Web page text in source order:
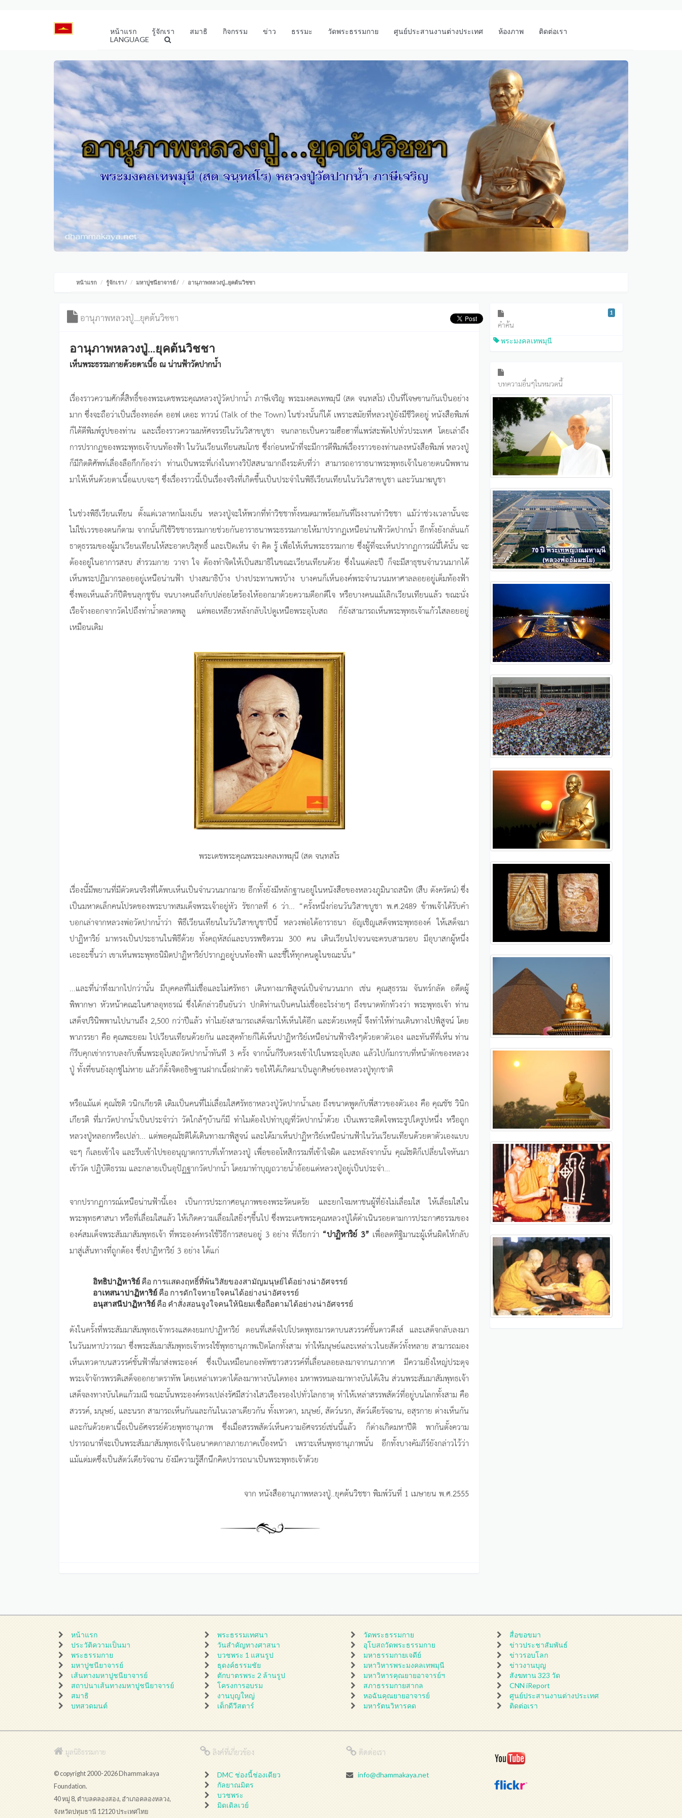
หน้าแรก รู้จักเรา สมาธิ กิจกรรม ข่าว ธรรมะ วัดพระธรรมกาย ศูนย์ประสานงานต่างประเทศ ห้องภาพ
ติดต่อเรา
LANGUAGE
หน้าแรก รู้จักเรา/ มหาปูชนียาจารย์/ อานุภาพหลวงปู่...ยุคต้นวิชชา
อานุภาพหลวงปู่...ยุคต้นวิชชา
อานุภาพหลวงปู่...ยุคต้นวิชชา
เห็นพระธรรมกายด้วยตาเนื้อ ณ น่านฟ้าวัดปากน้ำ
เรื่องราวความศักดิ์สิทธิ์ของพระเดชพระคุณหลวงปู่วัดปากน้ำ ภาษีเจริญ พระมงคลเทพมุนี (สด จนฺทสโร) เป็นที่โจษขานกันเป็นอย่าง
มาก ซึ่งจะถือว่าเป็นเรื่องทอล์ค ออฟ เดอะ ทาวน์ (Talk of the Town) ในช่วงนั้นก็ได้ เพราะสมัยที่หลวงปู่ยังมีชีวิตอยู่ หนังสือพิมพ์
ก็ได้ตีพิมพ์รูปของท่าน และเรื่องราวความมหัศจรรย์ในวันวิสาขบูชา จนกลายเป็นความฮือฮาที่แพร่สะพัดไปทั่วประเทศ โดยเล่าถึง
การปรากฏของพระพุทธเจ้าบนท้องฟ้า ในวันเวียนเทียนสมโภช ซึ่งก่อนหน้าที่จะมีการตีพิมพ์เรื่องราวของท่านลงหนังสือพิมพ์ หลวงปู่
ก็มีกิตติศัพท์เลื่องลือกึกก้องว่า ท่านเป็นพระที่เก่งในทางวิปัสสนามากถึงระดับที่ว่า สามารถอาราธนาพระพุทธเจ้าในอายตนนิพพาน
มาให้เห็นด้วยตาเนื้อแบบจะๆ ซึ่งเรื่องราวนี้เป็นเรื่องจริงที่เกิดขึ้นเป็นประจำในพิธีเวียนเทียนในวันวิสาขบูชา และวันมาฆบูชา
ในช่วงพิธีเวียนเทียน ตั้งแต่เวลาหกโมงเย็น หลวงปู่จะให้พวกที่ทำวิชชาทั้งหมดมาพร้อมกันที่โรงงานทำวิชชา แม้ว่าช่วงเวลานั้นจะ
ไม่ใช่เวรของตนก็ตาม จากนั้นก็ใช้วิชชาธรรมกายช่วยกันอาราธนาพระธรรมกายให้มาปรากฏเหนือน่านฟ้าวัดปากน้ำ อีกทั้งยังกลั่นแก้
ธาตุธรรมของผู้มาเวียนเทียนให้สะอาดบริสุทธิ์ และเปิดเห็น จำ คิด รู้ เพื่อให้เห็นพระธรรมกาย ซึ่งผู้ที่จะเห็นปรากฏการณ์นี้ได้นั้น จะ
ต้องอยู่ในอาการสงบ สำรวมกาย วาจา ใจ ต้องทำจิตให้เป็นสมาธิในขณะเวียนเทียนด้วย ซึ่งในแต่ละปี ก็จะมีสาธุชนจำนวนมากได้
เห็นพระปฏิมากรลอยอยู่เหนือน่านฟ้า ปางสมาธิบ้าง ปางประทานพรบ้าง บางคนก็เห็นองค์พระจำนวนมหาศาลลอยอยู่เต็มท้องฟ้า
ซึ่งพอเห็นแล้วก็ปีติขนลุกชูชัน จนบางคนถึงกับปล่อยโฮร้องไห้ออกมาด้วยความดีอกดีใจ หรือบางคนแม้เลิกเวียนเทียนแล้ว ขณะนั่ง
เรือจ้างออกจากวัดไปถึงท่าน้ำตลาดพลู แต่พอเหลียวหลังกลับไปดูเหนือพระอุโบสถ ก็ยังสามารถเห็นพระพุทธเจ้าแก้วใสลอยอยู่
เหมือนเดิม
พระเดชพระคุณพระมงคลเทพมุนี (สด จนฺทสโร
เรื่องนี้มีพยานที่มีตัวตนจริงที่ได้พบเห็นเป็นจำนวนมากมาย อีกทั้งยังมีหลักฐานอยู่ในหนังสือของหลวงภูมินาถสนิท (สืบ ตังครัตน์) ซึ่ง
เป็นมหาดเล็กคนโปรดของพระบาทสมเด็จพระเจ้าอยู่หัว รัชกาลที่ 6 ว่า... “ครั้งหนึ่งก่อนวันวิสาขบูชา พ.ศ.2489 ข้าพเจ้าได้รับคำ
บอกเล่าจากหลวงพ่อวัดปากน้ำว่า พิธีเวียนเทียนในวันวิสาขบูชาปีนี้ หลวงพ่อได้อาราธนา อัญเชิญเสด็จพระพุทธองค์ ให้เสด็จมา
ปาฏิหาริย์ มาทรงเป็นประธานในพิธีด้วย ทั้งคฤหัสถ์และบรรพชิตรวม 300 คน เดินเวียนไปจวนจะครบสามรอบ มีอุบาสกผู้หนึ่ง
เอะอะขึ้นว่า เขาเห็นพระพุทธนิมิตปาฏิหาริย์ปรากฏอยู่บนท้องฟ้า และชี้ให้ทุกคนดูในขณะนั้น”
...และที่น่าทึ่งมากไปกว่านั้น มีบุคคลที่ไม่เชื่อและไม่ศรัทธา เดินทางมาพิสูจน์เป็นจำนวนมาก เช่น คุณสุธรรม จันทร์กลัด อดีตผู้
พิพากษา หัวหน้าคณะในศาลอุทธรณ์ ซึ่งได้กล่าวยืนยันว่า ปกติท่านเป็นคนไม่เชื่ออะไรง่ายๆ ถึงขนาดทักท้วงว่า พระพุทธเจ้า ท่าน
เสด็จปรินิพพานไปนานถึง 2,500 กว่าปีแล้ว ทำไมยังสามารถเสด็จมาให้เห็นได้อีก และด้วยเหตุนี้ จึงทำให้ท่านเดินทางไปพิสูจน์ โดย
พาภรรยา คือ คุณพะยอม ไปเวียนเทียนด้วยกัน และสุดท้ายก็ได้เห็นปาฏิหาริย์เหนือน่านฟ้าจริงๆด้วยตาตัวเอง และทันทีที่เห็น ท่าน
ก็รีบคุกเข่ากราบลงกับพื้นพระอุโบสถวัดปากน้ำทันที 3 ครั้ง จากนั้นก็รีบตรงเข้าไปในพระอุโบสถ แล้วไปก้มกราบที่หน้าตักของหลวง
ปู่ ทั้งที่ขนยังลุกซู่ไม่หาย แล้วก็ตั้งจิตอธิษฐานฝากเนื้อฝากตัว ขอให้ได้เกิดมาเป็นลูกศิษย์ของหลวงปู่ทุกชาติ
หรือแม้แต่ คุณโชติ วนิกเกียรติ เดิมเป็นคนที่ไม่เลื่อมใสศรัทธาหลวงปู่วัดปากน้ำเลย ถึงขนาดพูดกับพี่สาวของตัวเอง คือ คุณชัช วินิก
เกียรติ ที่มาวัดปากน้ำเป็นประจำว่า วัดใกล้ๆบ้านก็มี ทำไมต้องไปทำบุญที่วัดปากน้ำด้วย เป็นเพราะติดใจพระรูปใดรูปหนึ่ง หรือถูก
หลวงปู่หลอกหรือเปล่า... แต่พอคุณโชติได้เดินทางมาพิสูจน์ และได้มาเห็นปาฏิหาริย์เหนือน่านฟ้าในวันเวียนเทียนด้วยตาตัวเองแบบ
จะๆ ก็เลยเข้าใจ และรีบเข้าไปขออนุญาตกราบที่เท้าหลวงปู่ เพื่อขออโหสิกรรมที่เข้าใจผิด และหลังจากนั้น คุณโชติก็เปลี่ยนใจหันมา
เข้าวัด ปฏิบัติธรรม และกลายเป็นอุปัฏฐากวัดปากน้ำ โดยมาทำบุญถวายน้ำอ้อยแด่หลวงปู่อยู่เป็นประจำ...
จากปรากฏการณ์เหนือน่านฟ้านี้เอง เป็นการประกาศอนุภาพของพระรัตนตรัย และยกใจมหาชนผู้ที่ยังไม่เลื่อมใส ให้เลื่อมใสใน
พระพุทธศาสนา หรือที่เลื่อมใสแล้ว ให้เกิดความเลื่อมใสยิ่งๆขึ้นไป ซึ่งพระเดชพระคุณหลวงปู่ได้ดำเนินรอยตามการประกาศธรรมของ
องค์สมเด็จพระสัมมาสัมพุทธเจ้า ที่พระองค์ทรงใช้วิธีการสอนอยู่ 3 อย่าง ที่เรียกว่า “ปาฏิหาริย์ 3” เพื่อลดทิฐิมานะผู้เห็นผิดให้กลับ
มาสู่เส้นทางที่ถูกต้อง ซึ่งปาฏิหาริย์ 3 อย่าง ได้แก่
อิทธิปาฏิหาริย์ คือ การแสดงฤทธิ์ที่พ้นวิสัยของสามัญมนุษย์ได้อย่างน่าอัศจรรย์
อาเทสนาปาฏิหาริย์ คือ การดักใจทายใจคนได้อย่างน่าอัศจรรย์
อนุสาสนีปาฏิหาริย์ คือ คำสั่งสอนจูงใจคนให้นิยมเชื่อถือตามได้อย่างน่าอัศจรรย์
ดังในครั้งที่พระสัมมาสัมพุทธเจ้าทรงแสดงยมกปาฏิหาริย์ ตอนที่เสด็จไปโปรดพุทธมารดาบนสวรรค์ชั้นดาวดึงส์ และเสด็จกลับลงมา
ในวันมหาปวารณา ซึ่งพระสัมมาสัมพุทธเจ้าทรงใช้พุทธานุภาพเปิดโลกทั้งสาม ทำให้มนุษย์และเหล่าเวไนยสัตว์ทั้งหลาย สามารถมอง
เห็นเทวดาบนสวรรค์ชั้นฟ้าที่มาส่งพระองค์ ซึ่งเป็นเหมือนกองทัพชาวสวรรค์ที่เลื่อนลอยลงมาจากนภากาศ มีความยิ่งใหญ่ประดุจ
พระเจ้าจักรพรรดิเสด็จออกยาตราทัพ โดยเหล่าเทวดาได้ลงมาทางบันไดทอง มหาพรหมลงมาทางบันได้เงิน ส่วนพระสัมมาสัมพุทธเจ้า
เสด็จลงทางบันไดแก้วมณี ขณะนั้นพระองค์ทรงเปล่งรัศมีสว่างไสวเรืองรองไปทั่วโลกธาตุ ทำให้เหล่าสรรพสัตว์ที่อยู่บนโลกทั้งสาม คือ
สวรรค์, มนุษย์, และนรก สามารถเห็นกันและกันในเวลาเดียวกัน ทั้งเทวดา, มนุษย์, สัตว์นรก, สัตว์เดียรัจฉาน, อสุรกาย ต่างเห็นกัน
และกันด้วยตาเนื้อเป็นอัศจรรย์ด้วยพุทธานุภาพ ซึ่งเมื่อสรรพสัตว์เห็นความอัศจรรย์เช่นนี้แล้ว ก็ต่างเกิดมหาปีติ พากันตั้งความ
ปรารถนาที่จะเป็นพระสัมมาสัมพุทธเจ้าในอนาคตกาลภายภาคเบื้องหน้า เพราะเห็นพุทธานุภาพนั้น อีกทั้งบางคัมภีร์ยังกล่าวไว้ว่า
แม้แต่มดซึ่งเป็นสัตว์เดียรัจฉาน ยังมีความรู้สึกนึกคิดปรารถนาเป็นพระพุทธเจ้าด้วย
จาก หนังสืออานุภาพหลวงปู่..ยุคต้นวิชชา พิมพ์วันที่ 1 เมษายน พ.ศ.2555
คำค้น
1
พระมงคลเทพมุนี
บทความอื่นๆในหมวดนี้
หน้าแรก
ประวัติความเป็นมา
พระธรรมกาย
มหาปูชนียาจารย์
เส้นทางมหาปูชนียาจารย์
สถาปนาเส้นทางมหาปูชนียาจารย์
สมาธิ
บทสวดมนต์
พระธรรมเทศนา
วันสำคัญทางศาสนา
บวชพระ 1 แสนรูป
ธุดงค์ธรรมชัย
ตักบาตรพระ 2 ล้านรูป
โครงการอบรม
งานบุญใหญ่
เด็กดีวีสตาร์
วัดพระธรรมกาย
อุโบสถวัดพระธรรมกาย
มหาธรรมกายเจดีย์
มหาวิหารพระมงคลเทพมุนี
มหาวิหารคุณยายอาจารย์ฯ
สภาธรรมกายสากล
หอฉันคุณยายอาจารย์
มหารัตนวิหารคด
สื่อขอขมา
ข่าวประชาสัมพันธ์
ข่าวรอบโลก
ข่าวงานบุญ
สังฆทาน 323 วัด
CNN iReport
ศูนย์ประสานงานต่างประเทศ
ติดต่อเรา
มูลนิธิธรรมกาย
© copyright 2000-2026 Dhammakaya
Foundation.
40 หมู่ 8, ตำบลคลองสอง, อำเภอคลองหลวง,
จังหวัดปทุมธานี 12120 ประเทศไทย
ลิงค์ที่เกี่ยวข้อง
DMC ช่องนี้ช่องเดียว
กัลยาณมิตร
บวชพระ
มิดเดิลเวย์
ติดต่อเรา
info@dhammakaya.net